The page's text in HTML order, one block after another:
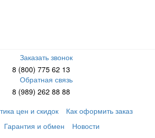
Заказать звонок
8 (800) 775 62 13
Обратная связь
8 (989) 262 88 88
цен и скидок
Как оформить заказ
Гарантия и обмен
Новости